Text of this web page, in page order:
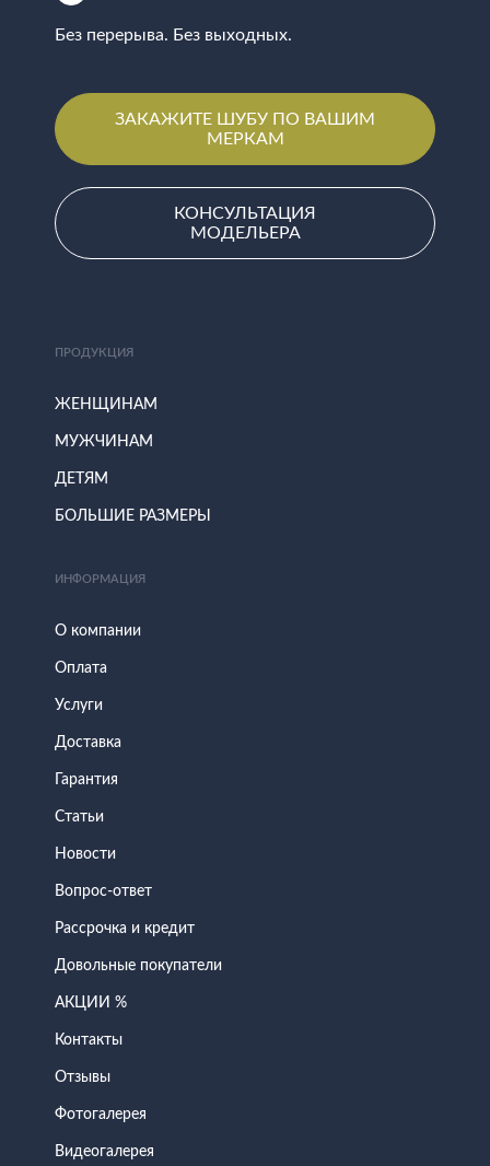
Без перерыва. Без выходных.
ЗАКАЖИТЕ ШУБУ ПО ВАШИМ
МЕРКАМ
КОНСУЛЬТАЦИЯ
МОДЕЛЬЕРА
ПРОДУКЦИЯ
ЖЕНЩИНАМ
МУЖЧИНАМ
ДЕТЯМ
БОЛЬШИЕ РАЗМЕРЫ
ИНФОРМАЦИЯ
О компании
Оплата
Услуги
Доставка
Гарантия
Статьи
Новости
Вопрос-ответ
Рассрочка и кредит
Довольные покупатели
АКЦИИ %
Контакты
Отзывы
Фотогалерея
Видеогалерея